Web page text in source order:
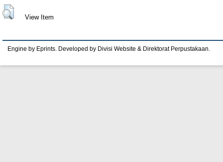
View Item
Engine by Eprints. Developed by Divisi Website & Direktorat Perpustakaan.